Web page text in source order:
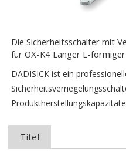
Die Sicherheitsschalter mit
für OX-K4 Langer L-
DADISICK ist ein
Titel